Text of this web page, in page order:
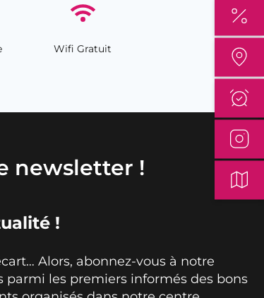
Wifi Gratuit
newsletter !
!
Alors, abonnez-vous à notre
parmi les premiers informés des bons